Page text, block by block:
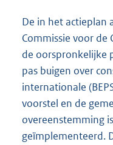
De in het actieplan
Commissie voor de
de oorspronkelijke
pas buigen over
internationale
voorstel en de
overeenstemming
geïmplementeerd.